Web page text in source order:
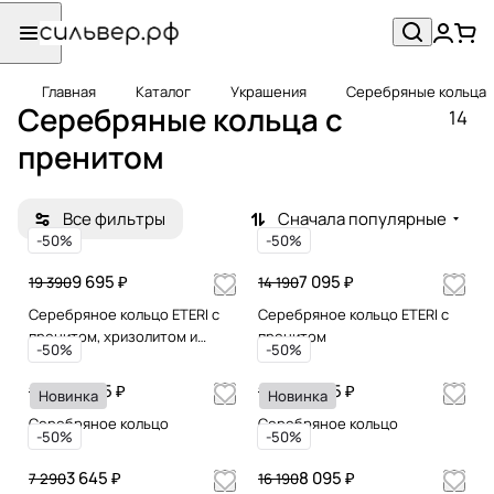
Главная Каталог Украшения Серебряные кольца
Серебряные кольца c
пренитом
14
Все фильтры Сначала популярные
-50%
9 695 ₽
19 390
Серебряное кольцо ETERI с
пренитом, хризолитом и
цитрином
-50%
7 095 ₽
14 190
Серебряное кольцо ETERI с
пренитом
Новинка
-50%
5 945 ₽
11 890
Серебряное кольцо
Новинка
-50%
5 545 ₽
11 090
Серебряное кольцо
-50%
3 645 ₽
7 290
-50%
8 095 ₽
16 190